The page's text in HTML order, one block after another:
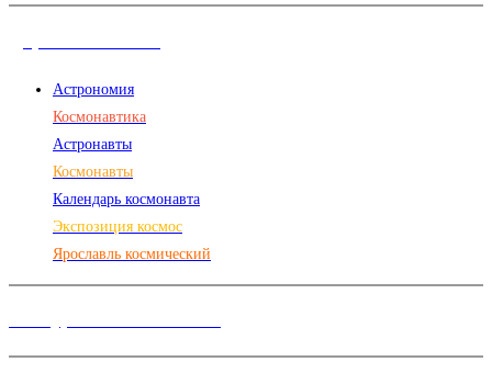
Астрономия
Космонавтика
Астронавты
Космонавты
Календарь космонавта
Экспозиция космос
Ярославль космический